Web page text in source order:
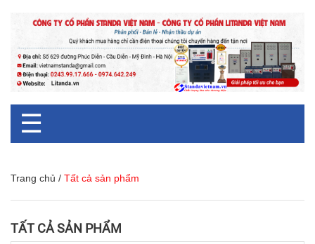
☰
Trang chủ / Tất cả sản phẩm
TẤT CẢ SẢN PHẨM